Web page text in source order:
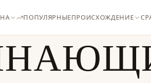
ПОПУЛЯРНЫЕПРОИСХОЖДЕНИЕ